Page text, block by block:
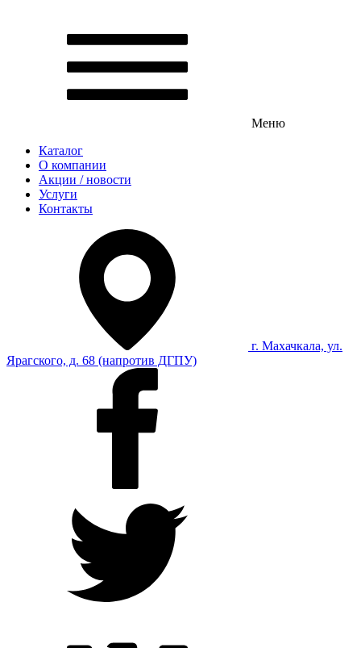
Меню
Каталог
О компании
Акции / новости
Услуги
Контакты
г. Махачкала, ул.
Ярагского, д. 68 (напротив ДГПУ)